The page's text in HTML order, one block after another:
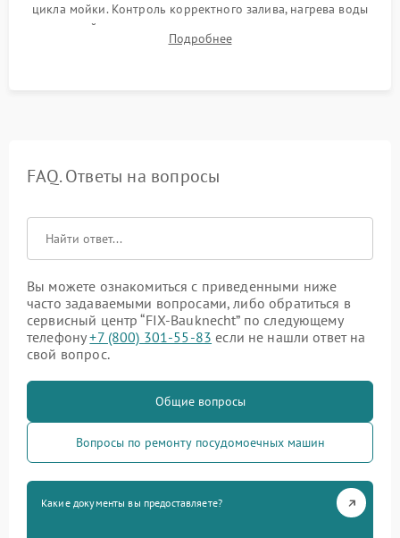
цикла мойки. Контроль корректного залива, нагрева воды
до нужной температуры, отсутствия посторонних шумов,
штатного слива и абсолютной сухости в поддоне.
Подробнее
FAQ. Ответы на вопросы
Вы можете ознакомиться с приведенными ниже
часто задаваемыми вопросами, либо обратиться в
сервисный центр “FIX-Bauknecht” по следующему
телефону+7 (800) 301-55-83 если не нашли ответ на
свой вопрос.
Общие вопросы
Вопросы по ремонту посудомоечных машин
Какие документы вы предоставляете?